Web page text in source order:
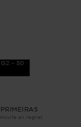
G2 - 50
as regras